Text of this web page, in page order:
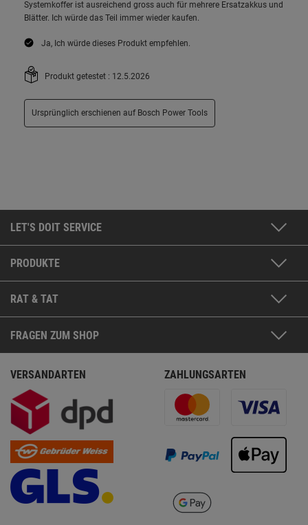
LET'S DOIT SERVICE
PRODUKTE
RAT & TAT
FRAGEN ZUM SHOP
VERSANDARTEN ZAHLUNGSARTEN